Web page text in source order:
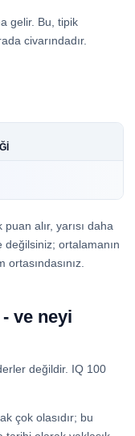
gelir. Bu, tipik
civarındadır.
alır, yarısı daha
değilsiniz; ortalamanın
ortasındasınız.
ve neyi
değildir. IQ 100
çok olasıdır; bu